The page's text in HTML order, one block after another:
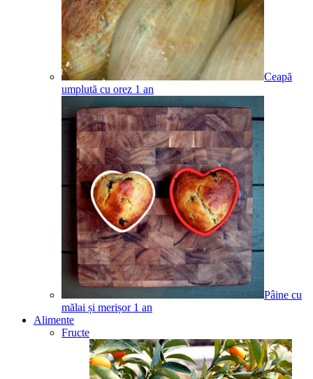
Ceapă
umplută cu orez 1 an
Pâine cu
mălai și merișor 1 an
Alimente
Fructe